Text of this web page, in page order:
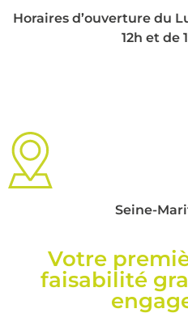
Horaires d’ouverture du
12h et de
Seine-
Votre
faisabilité